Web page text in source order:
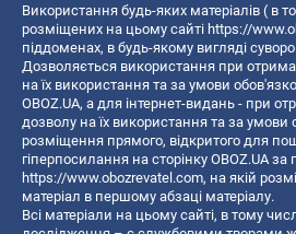
Використання будь-яких матеріалів ( в
розміщених на цьому сайті https://
піддоменах, в будь-якому вигляді
Дозволяється використання при
на їх використання та за умови
OBOZ.UA, а для інтернет-видань - при
дозволу на їх використання та за умови
розміщення прямого, відкритого для
гіперпосилання на сторінку OBOZ.UA
https://www.obozrevatel.com, на якій
матеріал в першому абзаці матеріалу.
Всі матеріали на цьому сайті, в тому